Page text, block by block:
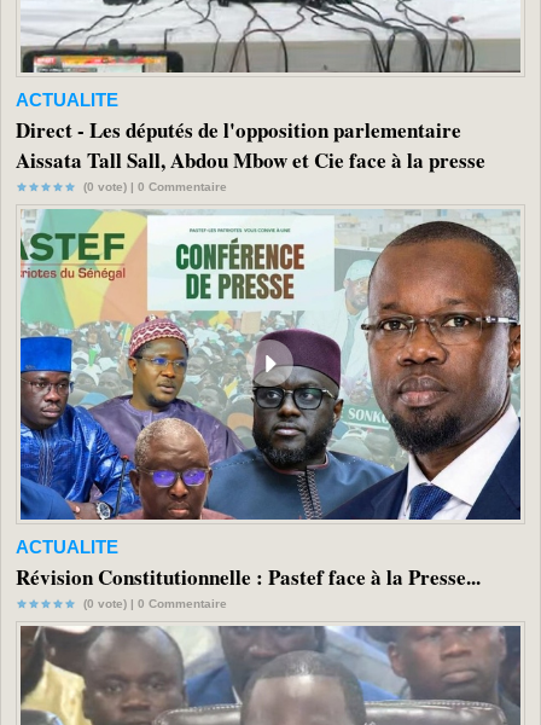
ACTUALITE
Direct - Les députés de l'opposition parlementaire
Aissata Tall Sall, Abdou Mbow et Cie face à la presse
(0 vote) | 0 Commentaire
ACTUALITE
Révision Constitutionnelle : Pastef face à la Presse...
(0 vote) | 0 Commentaire